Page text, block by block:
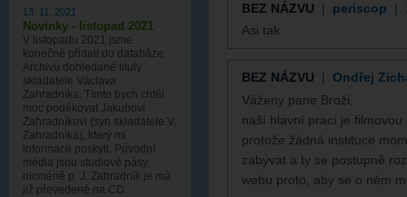
BEZ NÁZVU | periscop |
Asi tak
BEZ NÁZVU Ondřej
Váženy pane Broži,
naší hlavní prací je
protože žádná instituce
zabývat a ty se postupně
webu proto, aby se o něm
13. 11. 2021
Novinky - listopad 2021
V listopadu 2021 jsme
konečně přidali do databáze
Archivu dohledané tituly
skladatele Václava
Zahradníka. Tímto bych chtěl
moc poděkovat Jakubovi
Zahradníkovi (syn skladatele V.
Zahradníka), který mi
informace poskytl. Původní
média jsou studiové pásy,
nicméně p. J. Zahradník je má
již převedené na CD.